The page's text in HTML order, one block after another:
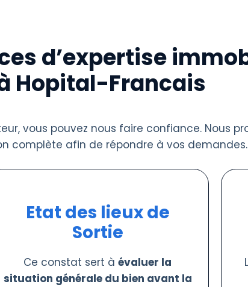
d’expertise
Hopital-Francais
vous pouvez nous faire confiance. Nous
complète afin de répondre à vos demandes.
Etat des lieux de
Sortie
Ce constat sert àévaluer la
situation générale du bien avant la